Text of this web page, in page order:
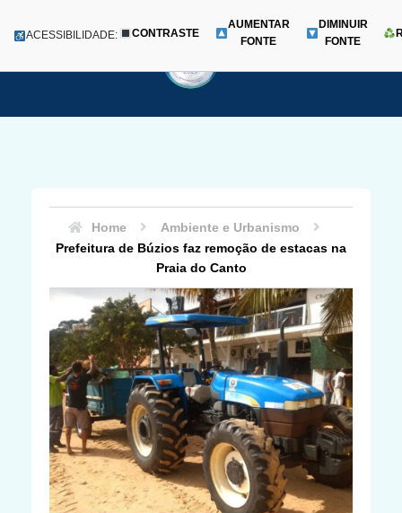
para
Menu
ACESSIBILIDADE: CONTRASTE
AUMENTAR
FONTE
DIMINUIR
FONTE
Home
Ambiente e Urbanismo
Prefeitura de Búzios faz remoção de estacas na
Praia do Canto